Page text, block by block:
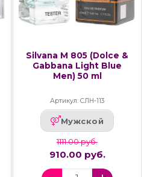
Silvana M 805 (Dolce &
Gabbana Light Blue
Men) 50 ml
Артикул: СЛН-113
Мужской
1111.00 руб.
910.00 руб.